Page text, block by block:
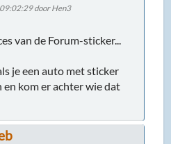
door Hen3
van de Forum-sticker...
je een auto met sticker
kom er achter wie dat